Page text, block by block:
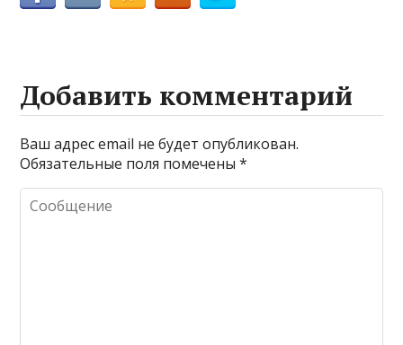
Добавить комментарий
Ваш адрес email не будет опубликован.
Обязательные поля помечены*